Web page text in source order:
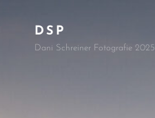
DSP
Dani Schreiner Fotografie 2025